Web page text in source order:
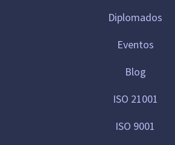
Diplomados
Eventos
Blog
ISO 21001
ISO 9001